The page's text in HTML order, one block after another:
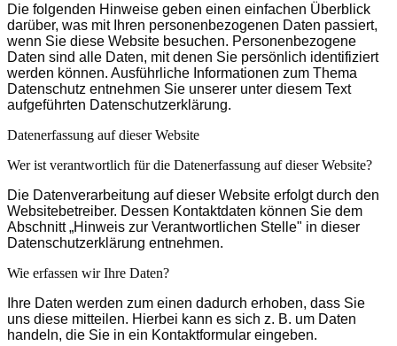
Die folgenden Hinweise geben einen einfachen Überblick
darüber, was mit Ihren personenbezogenen Daten passiert,
wenn Sie diese Website besuchen. Personenbezogene
Daten sind alle Daten, mit denen Sie persönlich identifiziert
werden können. Ausführliche Informationen zum Thema
Datenschutz entnehmen Sie unserer unter diesem Text
aufgeführten Datenschutzerklärung.
Datenerfassung auf dieser Website
Wer ist verantwortlich für die Datenerfassung auf dieser Website?
Die Datenverarbeitung auf dieser Website erfolgt durch den
Websitebetreiber. Dessen Kontaktdaten können Sie dem
Abschnitt „Hinweis zur Verantwortlichen Stelle" in dieser
Datenschutzerklärung entnehmen.
Wie erfassen wir Ihre Daten?
Ihre Daten werden zum einen dadurch erhoben, dass Sie
uns diese mitteilen. Hierbei kann es sich z. B. um Daten
handeln, die Sie in ein Kontaktformular eingeben.